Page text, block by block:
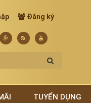
Đăng ký
TUYỂN DỤNG